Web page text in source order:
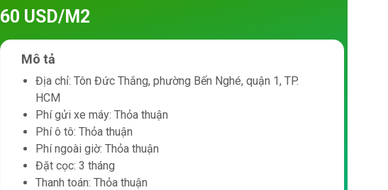
60 USD/M2
Mô tả
Địa chỉ: Tôn Đức Thắng, phường Bến Nghé, quận 1, TP.
HCM
Phí gửi xe máy: Thỏa thuận
Phí ô tô: Thỏa thuận
Phí ngoài giờ: Thỏa thuận
Đặt cọc: 3 tháng
Thanh toán: Thỏa thuận